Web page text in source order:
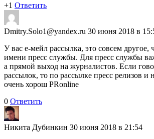
+1 Ответить
Dmitry.Solo1@yandex.ru 30 июня 2018 в
У вас е-мейл рассылка, это совсем другое,
имени пресс службы. Для пресс службы
а прямой выход на журналистов. Если
рассылок, то по рассылке пресс релизов
очень хорош PRonline
0 Ответить
Никита Дубинкин 30 июня 2018 в 21:54